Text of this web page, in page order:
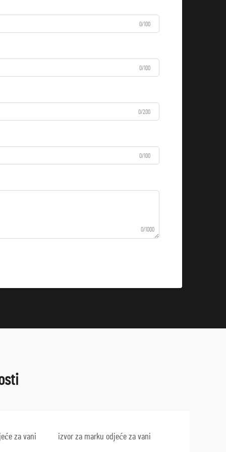
0/100
0/100
0/200
0/100
0/1000
za vani izvor za marku odjeće za vani